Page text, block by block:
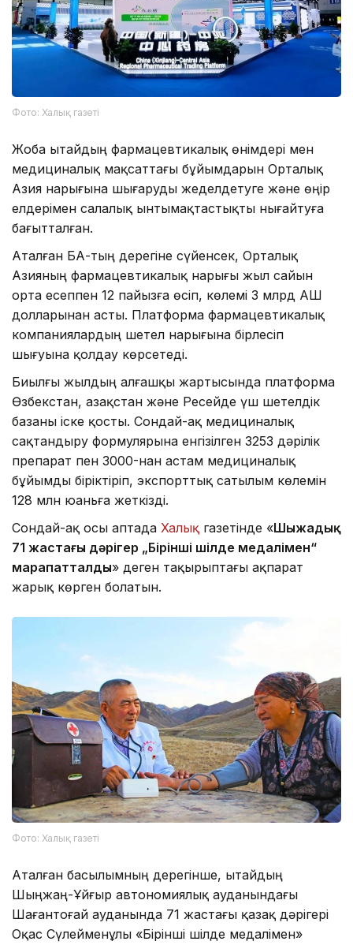
Фото: Халық газеті
Жоба Қытайдың фармацевтикалық өнімдері мен
медициналық мақсаттағы бұйымдарын Орталық
Азия нарығына шығаруды жеделдетуге және өңір
елдерімен салалық ынтымақтастықты нығайтуға
бағытталған.
Аталған БАҚ-тың дерегіне сүйенсек, Орталық
Азияның фармацевтикалық нарығы жыл сайын
орта есеппен 12 пайызға өсіп, көлемі 3 млрд АҚШ
долларынан асты. Платформа фармацевтикалық
компаниялардың шетел нарығына бірлесіп
шығуына қолдау көрсетеді.
Биылғы жылдың алғашқы жартысында платформа
Өзбекстан, Қазақстан және Ресейде үш шетелдік
базаны іске қосты. Сондай-ақ медициналық
сақтандыру формулярына енгізілген 3253 дәрілік
препарат пен 3000-нан астам медициналық
бұйымды біріктіріп, экспорттық сатылым көлемін
128 млн юаньға жеткізді.
Сондай-ақ осы аптада Халық газетінде «Шыңжаңдық
71 жастағы дәрігер „Бірінші шілде медалімен“
марапатталды» деген тақырыптағы ақпарат
жарық көрген болатын.
Фото: Халық газеті
Аталған басылымның дерегінше, Қытайдың
Шыңжаң-Ұйғыр автономиялық ауданындағы
Шағантоғай ауданында 71 жастағы қазақ дәрігері
Оқас Сүлейменұлы «Бірінші шілде медалімен»